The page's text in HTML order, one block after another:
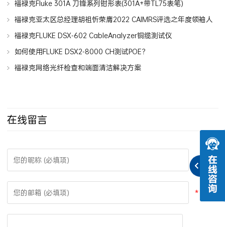
福禄克Fluke 301A 刀锋系列钳形表(301A+带TL75表笔)
福禄克亚太区总经理胡祖忻荣膺2022 CAIMRS评选之年度领袖人
福禄克FLUKE DSX-602 CableAnalyzer铜缆测试仪
如何使用FLUKE DSX2-8000 CH测试POE？
福禄克网络光纤检查和端面清洁解决方案
在线留言
*